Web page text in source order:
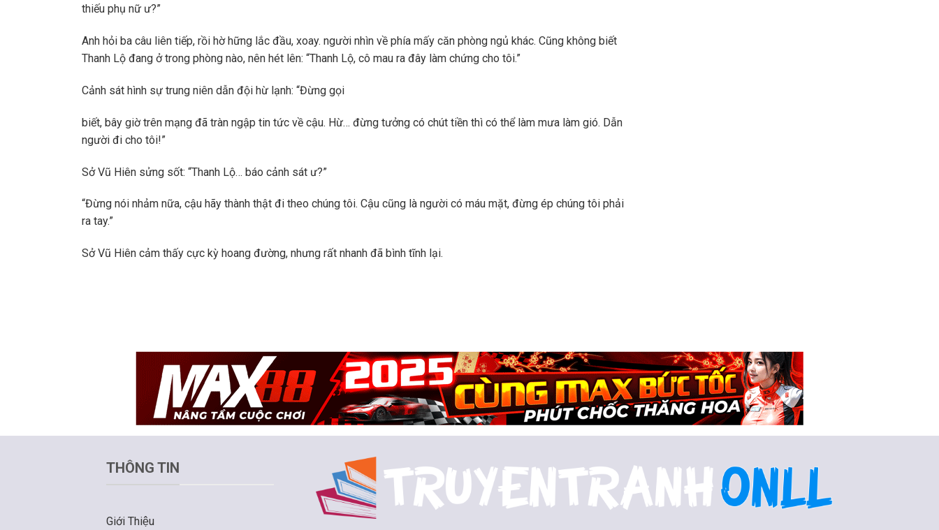
thiếu phụ nữ ư?”
Anh hỏi ba câu liên tiếp, rồi hờ hững lắc đầu, xoay. người nhìn về phía mấy căn phòng ngủ khác. Cũng không biết
Thanh Lộ đang ở trong phòng nào, nên hét lên: “Thanh Lộ, cô mau ra đây làm chứng cho tôi.”
Cảnh sát hình sự trung niên dẫn đội hừ lạnh: “Đừng gọi
biết, bây giờ trên mạng đã tràn ngập tin tức về cậu. Hừ… đừng tưởng có chút tiền thì có thể làm mưa làm gió. Dẫn
người đi cho tôi!”
Sở Vũ Hiên sửng sốt: “Thanh Lộ… báo cảnh sát ư?”
“Đừng nói nhảm nữa, cậu hãy thành thật đi theo chúng tôi. Cậu cũng là người có máu mặt, đừng ép chúng tôi phải
ra tay.”
Sở Vũ Hiên cảm thấy cực kỳ hoang đường, nhưng rất nhanh đã bình tĩnh lại.
THÔNG TIN
Giới Thiệu